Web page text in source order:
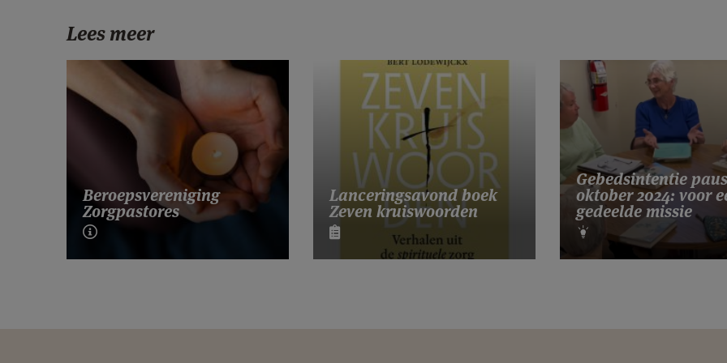
Lees meer
Beroepsvereniging
Zorgpastores
Lanceringsavond boek
Zeven kruiswoorden
Gebedsintentie paus
oktober 2024: voor
gedeelde missie